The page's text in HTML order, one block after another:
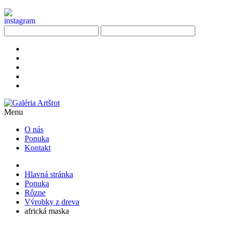
Menu
O nás
Ponuka
Kontakt
Hlavná stránka
Ponuka
Rôzne
Výrobky z dreva
africká maska